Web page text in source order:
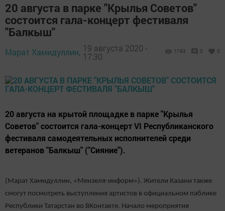
20 августа в парке "Крылья Советов"
состоится гала-концерт фестиваля
"Балкыш"
Марат Хамидуллин, 19 августа 2020 -
17:30
1183 0 0
20 августа на крытой площадке в парке "Крылья
Советов" состоится гала-концерт VI Республиканского
фестиваля самодеятельных исполнителей среди
ветеранов "Балкыш" ("Сияние").
(Марат Хамидуллин, «Мензеля-информ»). Жители Казани также
смогут посмотреть выступления артистов в официальном паблике
Республики Татарстан во ВКонтакте. Начало мероприятия